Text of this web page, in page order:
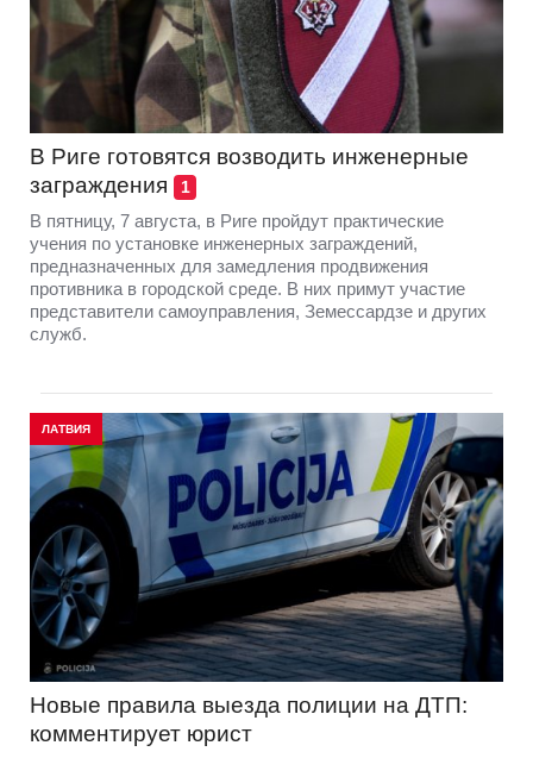
В Риге готовятся возводить инженерные
заграждения
1
В пятницу, 7 августа, в Риге пройдут практические
учения по установке инженерных заграждений,
предназначенных для замедления продвижения
противника в городской среде. В них примут участие
представители самоуправления, Земессардзе и других
служб.
ЛАТВИЯ
Новые правила выезда полиции на ДТП:
комментирует юрист